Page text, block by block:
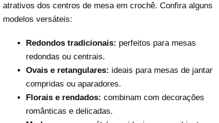
atrativos dos centros de mesa em crochê. Confira alguns
modelos versáteis:
Redondos tradicionais: perfeitos para mesas
redondas ou centrais.
Ovais e retangulares: ideais para mesas de jantar
compridas ou aparadores.
Florais e rendados: combinam com decorações
românticas e delicadas.